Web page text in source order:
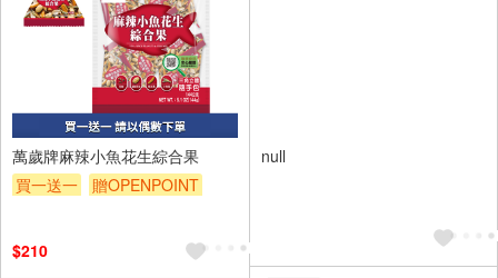
萬歲牌麻辣小魚花生綜合果
買一送一
贈OPENPOINT
$210
null